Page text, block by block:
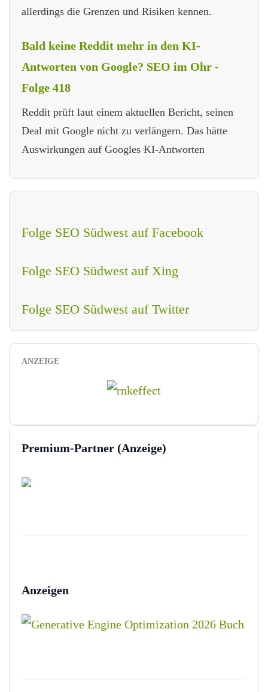
allerdings die Grenzen und Risiken kennen.
Bald keine Reddit mehr in den KI-
Antworten von Google? SEO im Ohr -
Folge 418
Reddit prüft laut einem aktuellen Bericht, seinen
Deal mit Google nicht zu verlängern. Das hätte
Auswirkungen auf Googles KI-Antworten
Folge SEO Südwest auf Facebook
Folge SEO Südwest auf Xing
Folge SEO Südwest auf Twitter
ANZEIGE
Premium-Partner (Anzeige)
Anzeigen